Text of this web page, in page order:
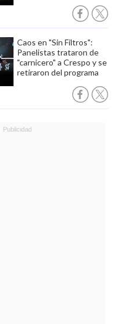
Caos en "Sin Filtros":
Panelistas trataron de
"carnicero" a Crespo y se
retiraron del programa